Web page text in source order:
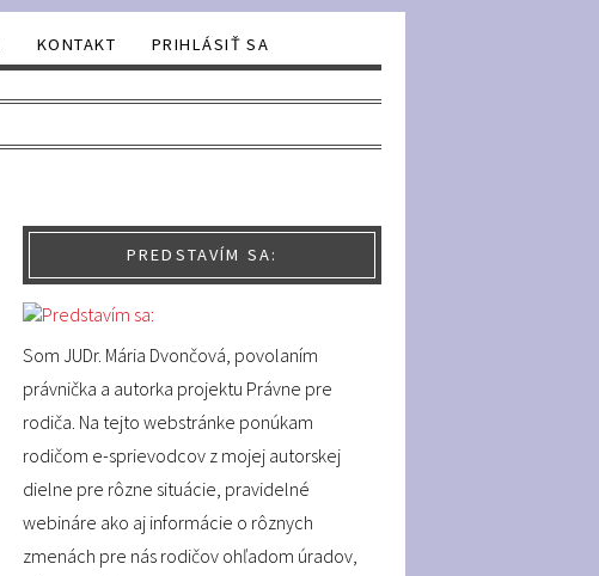
KONTAKT PRIHLÁSIŤ SA
PREDSTAVÍM SA:
Som JUDr. Mária Dvončová, povolaním
právnička a autorka projektu Právne pre
rodiča. Na tejto webstránke ponúkam
rodičom e-sprievodcov z mojej autorskej
dielne pre rôzne situácie, pravidelné
webináre ako aj informácie o rôznych
zmenách pre nás rodičov ohľadom úradov,